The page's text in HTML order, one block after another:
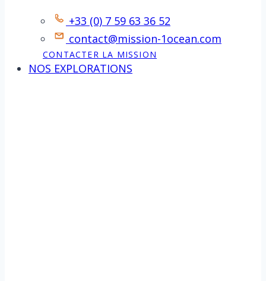
+33 (0) 7 59 63 36 52
contact@mission-1ocean.com
CONTACTER LA MISSION
NOS EXPLORATIONS